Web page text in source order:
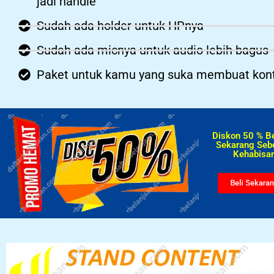
Sudah ada holder untuk HPnya
Sudah ada micnya untuk audio lebih bagus
Paket untuk kamu yang suka membuat
Diskon 50 %
Sekarang
Beli